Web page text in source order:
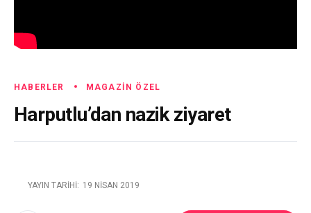
HABERLER MAGAZIN ÖZEL
Harputlu’dan nazik ziyaret
YAYIN TARIHI: 19 NISAN 2019